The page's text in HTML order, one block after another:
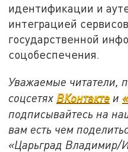
идентификации и
интеграцией
государственной
соцобеспечения.
Уважаемые читатели,
соцсетях ВКонтакте и
подписывайтесь на
вам есть чем
«Царьград Владимир/